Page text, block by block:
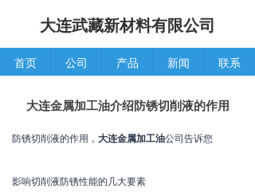
大连武藏新材料有限公司
首页 公司 产品 新闻 联系
大连金属加工油介绍防锈切削液的作用
防锈切削液的作用， 大连金属加工油公司告诉您
影响切削液防锈性能的几大要素